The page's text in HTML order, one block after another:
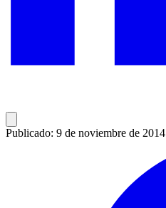
Publicado: 9 de noviembre de 2014